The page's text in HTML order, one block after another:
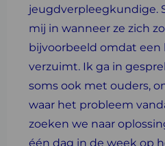
jeugdverpleegkundige.
mij in wanneer ze zich
bijvoorbeeld omdat een
verzuimt. Ik ga in
soms ook met ouders,
waar het probleem
zoeken we naar
één dag in de week op